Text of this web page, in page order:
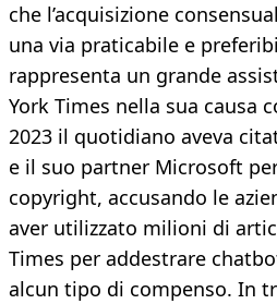
che l’acquisizione
una via praticabile e
rappresenta un grande
York Times nella sua causa
2023 il quotidiano aveva
e il suo partner Microsoft
copyright, accusando le
aver utilizzato milioni di
Times per addestrare
alcun tipo di compenso. In